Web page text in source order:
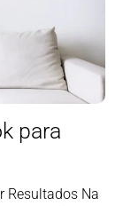
para
Resultados Na